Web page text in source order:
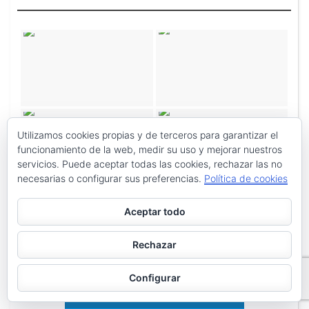
Utilizamos cookies propias y de terceros para garantizar el
funcionamiento de la web, medir su uso y mejorar nuestros
servicios. Puede aceptar todas las cookies, rechazar las no
necesarias o configurar sus preferencias. Política de cookies
Aceptar todo
Rechazar
Configurar